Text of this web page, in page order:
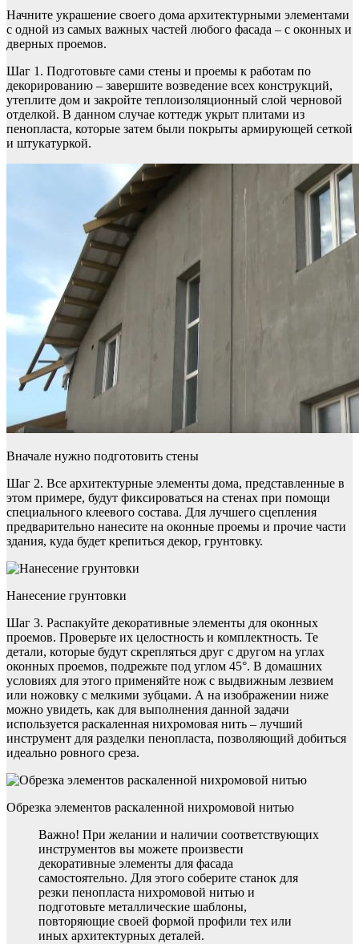
Начните украшение своего дома архитектурными элементами
с одной из самых важных частей любого фасада – с оконных и
дверных проемов.
Шаг 1. Подготовьте сами стены и проемы к работам по
декорированию – завершите возведение всех конструкций,
утеплите дом и закройте теплоизоляционный слой черновой
отделкой. В данном случае коттедж укрыт плитами из
пенопласта, которые затем были покрыты армирующей сеткой
и штукатуркой.
Вначале нужно подготовить стены
Шаг 2. Все архитектурные элементы дома, представленные в
этом примере, будут фиксироваться на стенах при помощи
специального клеевого состава. Для лучшего сцепления
предварительно нанесите на оконные проемы и прочие части
здания, куда будет крепиться декор, грунтовку.
Нанесение грунтовки
Шаг 3. Распакуйте декоративные элементы для оконных
проемов. Проверьте их целостность и комплектность. Те
детали, которые будут скрепляться друг с другом на углах
оконных проемов, подрежьте под углом 45°. В домашних
условиях для этого применяйте нож с выдвижным лезвием
или ножовку с мелкими зубцами. А на изображении ниже
можно увидеть, как для выполнения данной задачи
используется раскаленная нихромовая нить – лучший
инструмент для разделки пенопласта, позволяющий добиться
идеально ровного среза.
Обрезка элементов раскаленной нихромовой нитью
Важно! При желании и наличии соответствующих
инструментов вы можете произвести
декоративные элементы для фасада
самостоятельно. Для этого соберите станок для
резки пенопласта нихромовой нитью и
подготовьте металлические шаблоны,
повторяющие своей формой профили тех или
иных архитектурных деталей.